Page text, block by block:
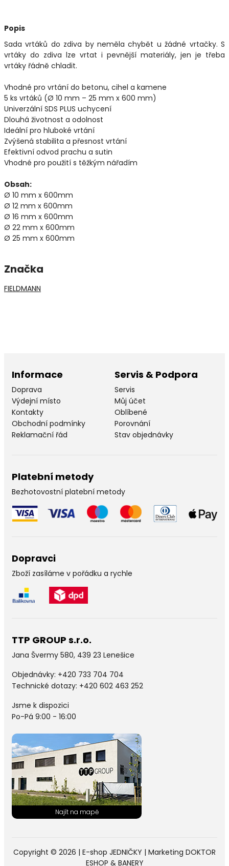
Popis
Sada vrtáků do zdiva by neměla chybět u žádné vrtačky. S
vrtáky do zdiva lze vrtat i pevnější materiály, jen je třeba
vrtáky řádně chladit.
Vhodné pro vrtání do betonu, cihel a kamene
5 ks vrtáků (Ø 10 mm – 25 mm x 600 mm)
Univerzální SDS PLUS uchycení
Dlouhá životnost a odolnost
Ideální pro hluboké vrtání
Zvýšená stabilita a přesnost vrtání
Efektivní odvod prachu a sutin
Vhodné pro použití s těžkým nářadím
Obsah:
Ø 10 mm x 600mm
Ø 12 mm x 600mm
Ø 16 mm x 600mm
Ø 22 mm x 600mm
Ø 25 mm x 600mm
Značka
FIELDMANN
Informace
Doprava
Výdejní místo
Kontakty
Obchodní podmínky
Reklamační řád
Servis & Podpora
Servis
Můj účet
Oblíbené
Porovnání
Stav objednávky
Platební metody
Bezhotovostní platební metody
Dopravci
Zboží zasíláme v pořádku a rychle
TTP GROUP s.r.o.
Jana Švermy 580, 439 23 Lenešice
Objednávky: +420 733 704 704
Technické dotazy: +420 602 463 252
Jsme k dispozici
Po-Pá 9:00 - 16:00
Copyright © 2026 | E-shop JEDNIČKY | Marketing DOKTOR
ESHOP & BANERY